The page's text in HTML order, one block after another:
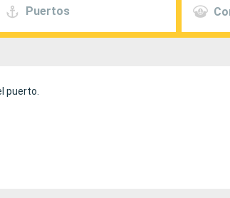
Puertos
puerto.